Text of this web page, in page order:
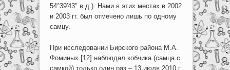
54°39′43″ в.д.). Нами в этих местах в 2002
и 2003 гг. был отмечено лишь по одному
самцу.
При исследовании Бирского района М.А.
Фоминых [12] наблюдал кобчика (самца с
самкой) только один раз – 13 июля 2010 г.